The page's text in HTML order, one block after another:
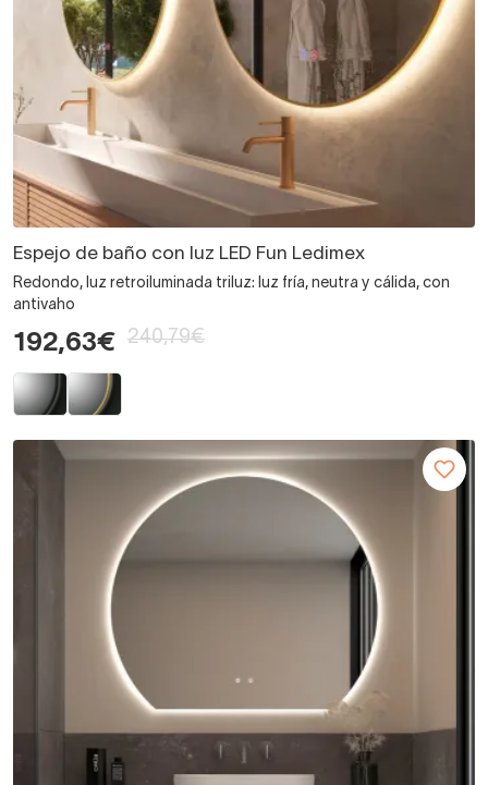
Espejo de baño con luz LED Fun Ledimex
Redondo, luz retroiluminada triluz: luz fría, neutra y cálida, con
antivaho
192,63€ 240,79€